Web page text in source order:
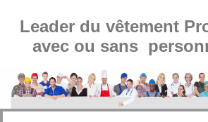
Leader du vêtement
avec ou sans